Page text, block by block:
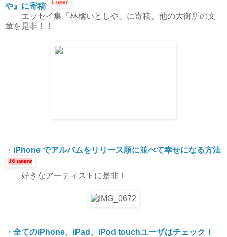
や』に寄稿
エッセイ集「林檎いとしや」に寄稿。他の大御所の文
章を是非！！
・ iPhone でアルバムをリリース順に並べて幸せになる方法
好きなアーティストに是非！
・ 全てのiPhone、iPad、iPod touchユーザはチェック！